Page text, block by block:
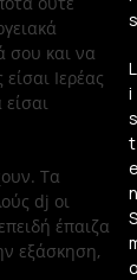
σου και να
Ιερέας
Τα
dj οι
έπαιζα
εξάσκηση,
s
L
i
s
t
n
S